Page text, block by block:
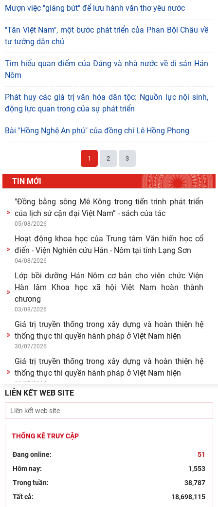
Mượn việc "giáng bút" để lưu hành văn thơ yêu nước
"Tân Việt Nam", một bước phát triển của Phan Bội Châu về
tư tưởng dân chủ
Tìm hiểu quan điểm của Đảng và nhà nước về di sản Hán
Nôm
Phát huy các giá trị văn hóa dân tộc: Nguồn lực nội sinh,
động lực quan trọng của sự phát triển
Bài "Hồng Nghệ An phú" của đồng chí Lê Hồng Phong
1 2 3
TIN MỚI
"Đồng bằng sông Mê Kông trong tiến trình phát triển
của lịch sử cận đại Việt Nam” - sách của tác
05/08/2026
Hoạt động khoa học của Trung tâm Văn hiến học cổ
điển - Viện Nghiên cứu Hán - Nôm tại tỉnh Lạng Sơn
04/08/2026
Lớp bồi dưỡng Hán Nôm cơ bản cho viên chức Viện
chương
03/08/2026
Giá trị truyền thống trong xây dựng và hoàn thiện hệ
thống thực thi quyền hành pháp ở Việt Nam hiện
Giá trị truyền thống trong xây dựng và hoàn thiện hệ
thống thực thi quyền hành pháp ở Việt Nam hiện
29/07/2026
Tín ngưỡng thờ cúng tổ tiên và văn hóa gia tộc: khảo
cứu từ tộc ước và hậu tộc
29/07/2026
Hội thảo “Không gian phát triển Việt Nam trong kỷ
nguyên mới: Định hướng chiến lược và lựa chọn
27/07/2026
Viện Nghiên cứu Hán - Nôm tiếp và làm việc với GS.TS
Nguyễn Phương Ngọc – Phó hiệu trưởng Trường
22/07/2026
Góc nhìn của Đảng, hành động kiên quyết và bảo vệ
nền tảng tư tưởng trong kỷ nguyên số
21/07/2026
Bút tích đình nguyên Phan Đình Phùng - lãnh tụ phong
trào Cần Vương chống Pháp
15/07/2026
LIÊN KẾT WEB SITE
THỐNG KÊ TRUY CẬP
Đang online:
51
Hôm nay:
1,553
Trong tuần:
38,787
Tất cả:
18,698,115